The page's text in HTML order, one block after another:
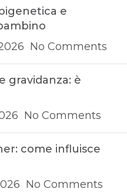
e
No Comments
gravidanza: è
No Comments
come influisce
No Comments